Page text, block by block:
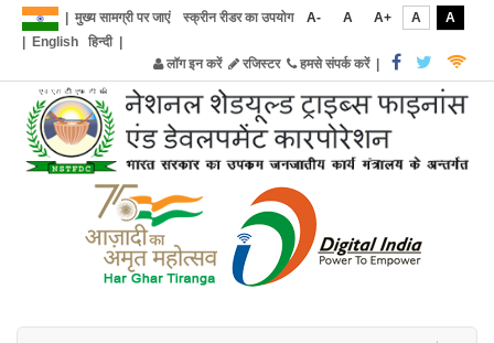
मुख्य सामग्री पर जाएं स्क्रीन रीडर का उपयोग A- A A+ A
A
English हिन्दी|
लॉग इन करें
रजिस्टर हमसे संपर्क करें|